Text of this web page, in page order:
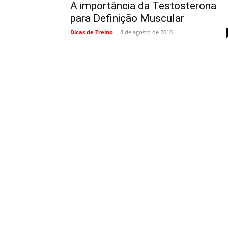
A importância da Testosterona
para Definição Muscular
Dicas de Treino - 8 de agosto de 2018